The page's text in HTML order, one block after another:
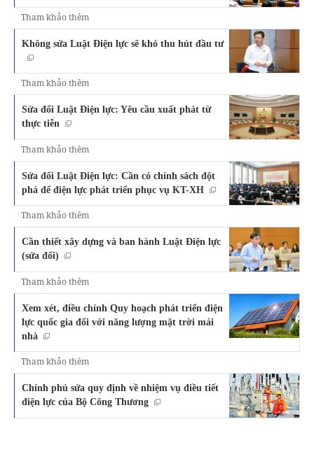
Tham khảo thêm
Không sửa Luật Điện lực sẽ khó thu hút đầu tư
Tham khảo thêm
Sửa đổi Luật Điện lực: Yêu cầu xuất phát từ
thực tiễn
Tham khảo thêm
Sửa đổi Luật Điện lực: Cần có chính sách đột
phá để điện lực phát triển phục vụ KT-XH
Tham khảo thêm
Cần thiết xây dựng và ban hành Luật Điện lực
(sửa đổi)
Tham khảo thêm
Xem xét, điều chỉnh Quy hoạch phát triển điện
lực quốc gia đối với năng lượng mặt trời mái
nhà
Tham khảo thêm
Chính phủ sửa quy định về nhiệm vụ điều tiết
điện lực của Bộ Công Thương